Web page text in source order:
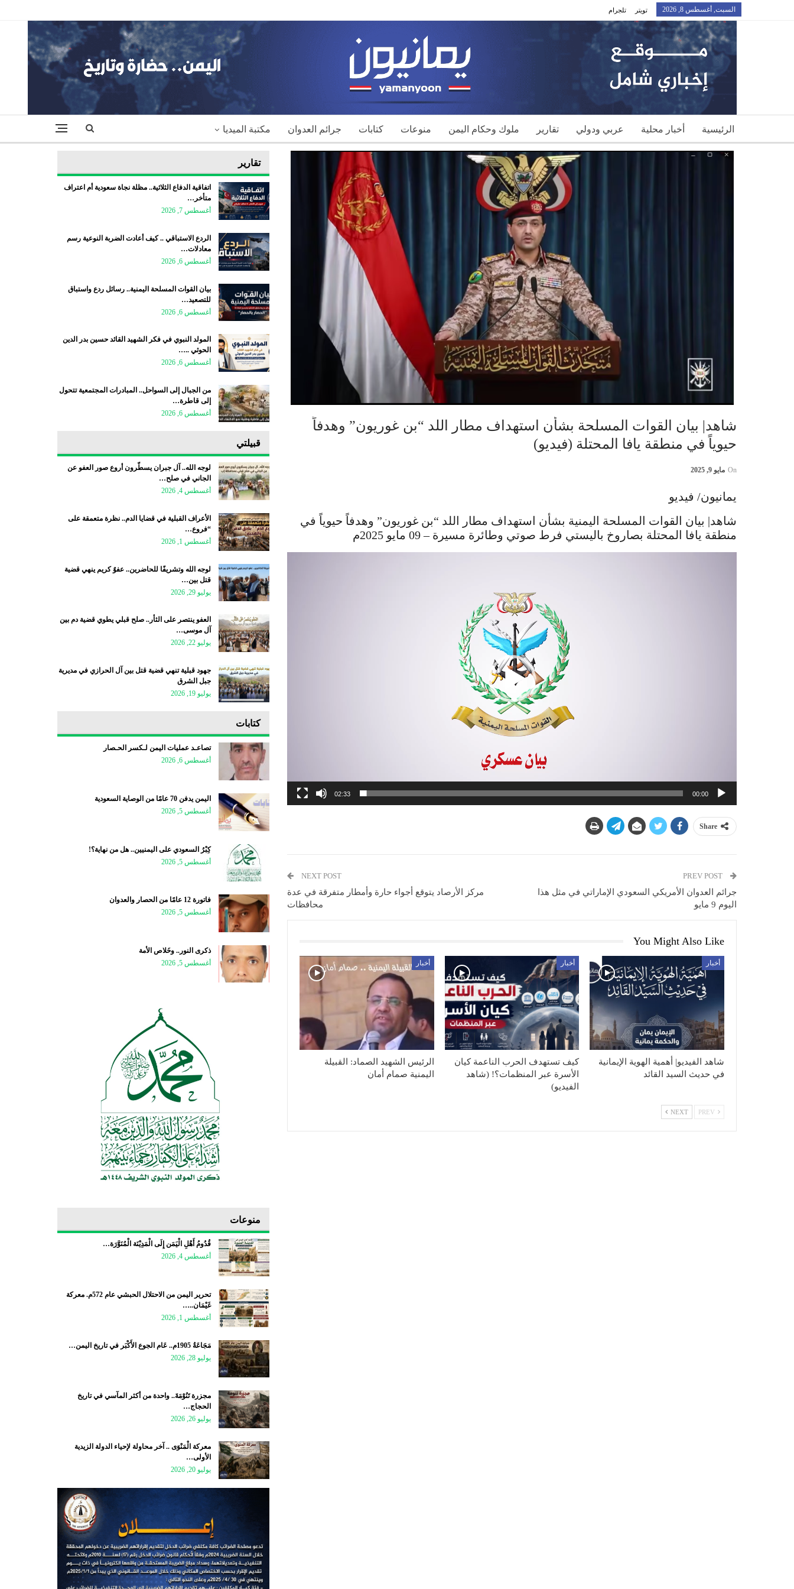
السبت, أغسطس 8, 2026 تويتر تلجرام
الرئيسية أخبار محلية عربي ودولي تقارير ملوك وحكام اليمن منوعات كتابات جرائم العدوان مكتبة الميديا
شاهد| بيان القوات المسلحة بشأن استهداف مطار اللد “بن غوريون” وهدفاً
حيوياً في منطقة يافا المحتلة (فيديو)
On مايو 9, 2025
يمانيون/ فيديو
شاهد| بيان القوات المسلحة اليمنية بشأن استهداف مطار اللد “بن غوريون” وهدفاً حيوياً في
منطقة يافا المحتلة بصاروخ باليستي فرط صوتي وطائرة مسيرة – 09 مايو 2025م
00:00
02:33
Share
جرائم العدوان الأمريكي السعودي الإماراتي في مثل هذا
اليوم 9 مايو
NEXT POST
مركز الأرصاد يتوقع أجواء حارة وأمطار متفرقة في عدة
محافظات
You Might Also Like
أخبار
شاهد الفيديو| أهمية الهوية الإيمانية
في حديث السيد القائد
أخبار
كيف تستهدف الحرب الناعمة كيان
الأسرة عبر المنظمات؟! (شاهد
الفيديو)
أخبار
الرئيس الشهيد الصماد: القبيلة
اليمنية صمام أمان
NEXT
تقارير
اتفاقية الدفاع الثلاثية.. مظلة نجاة سعودية أم اعتراف
متأخر…
أغسطس 7, 2026
الردع الاستباقي .. كيف أعادت الضربة النوعية رسم
معادلات…
أغسطس 6, 2026
بيان القوات المسلحة اليمنية.. رسائل ردع واستباق
للتصعيد…
أغسطس 6, 2026
المولد النبوي في فكر الشهيد القائد حسين بدر الدين
الحوثي ..…
أغسطس 6, 2026
من الجبال إلى السواحل.. المبادرات المجتمعية تتحول
إلى قاطرة…
أغسطس 6, 2026
قبيلتي
لوجه الله.. آل جبران يسطّرون أروع صور العفو عن
الجاني في صلح…
أغسطس 4, 2026
الأعراف القبلية في قضايا الدم.. نظرة متعمقة على
“فروع…
أغسطس 1, 2026
لوجه الله وتشريفًا للحاضرين.. عفوٌ كريم ينهي قضية
قتل بين…
يوليو 29, 2026
العفو ينتصر على الثأر.. صلح قبلي يطوي قضية دم بين
آل موسى…
يوليو 22, 2026
جهود قبلية تنهي قضية قتل بين آل الحرازي في مديرية
جبل الشرق
يوليو 19, 2026
كتابات
تصاعـد عمليات اليمن لـكسر الحـصار
أغسطس 6, 2026
اليمن يدفن 70 عامًا من الوصاية السعودية
أغسطس 5, 2026
كِبْرُ السعودي على اليمنيين.. هل من نهاية؟!
أغسطس 5, 2026
فاتورة 12 عامًا من الحصار والعدوان
أغسطس 5, 2026
ذكرى النور.. وخَلاص الأمة
أغسطس 5, 2026
منوعات
قُدُومُ أَهْلِ الْيَمَن إِلَى الْمَدِيْنَة الْمُنَوَّرَة…
أغسطس 4, 2026
تحرير اليمن من الاحتلال الحبشي عام 572م. معركة
غَيْمَان..…
أغسطس 1, 2026
مَجَاعَةُ 1905م.. عَام الجوع الأَكْبَر في تاريخ اليمن…
يوليو 28, 2026
مجزرة تَنُوْمَةَ.. واحدة من أكثر المآسي في تاريخ
الحجاج…
يوليو 26, 2026
معركة الْمَنْوَى .. آخر محاولة لإحياء الدولة الزيدية
الأولى…
يوليو 20, 2026